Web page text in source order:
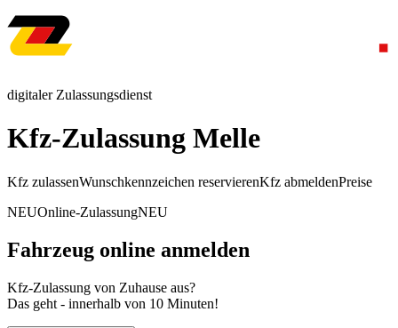
digitaler Zulassungsdienst
Kfz-Zulassung Melle
Kfz zulassenWunschkennzeichen reservierenKfz abmeldenPreise
NEUOnline-ZulassungNEU
Fahrzeug online anmelden
Kfz-Zulassung von Zuhause aus?
Das geht - innerhalb von 10 Minuten!